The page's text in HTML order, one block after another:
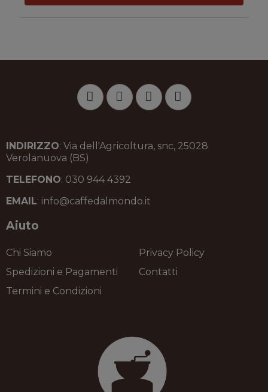
INDIRIZZO: Via dell'Agricoltura, snc, 25028
Verolanuova (BS)
TELEFONO: 030 944 4392
EMAIL: info@caffedalmondo.it
Aiuto
Chi Siamo
Spedizioni e Pagamenti
Termini e Condizioni
Privacy Policy
Contatti